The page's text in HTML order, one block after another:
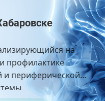
на
профилактике
и периферической